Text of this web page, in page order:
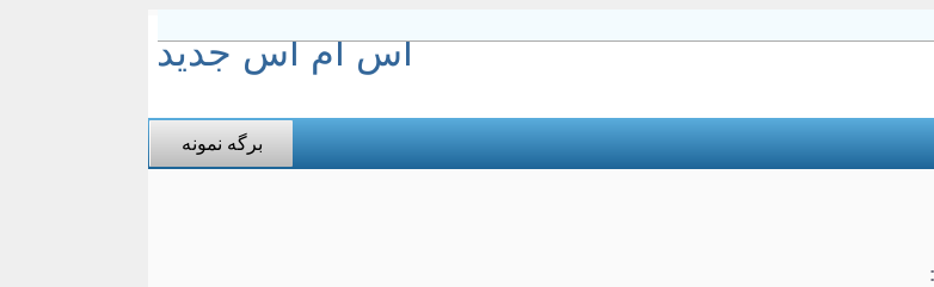
اس ام اس جدید
برگه نمونه